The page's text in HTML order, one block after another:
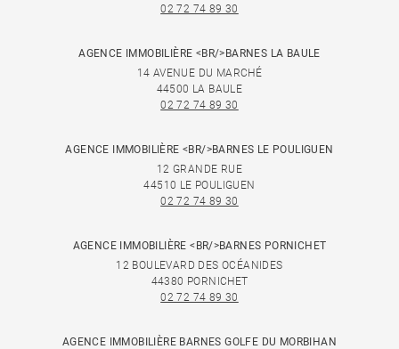
02 72 74 89 30
AGENCE IMMOBILIÈRE <BR/>BARNES LA BAULE
14 AVENUE DU MARCHÉ
44500 LA BAULE
02 72 74 89 30
AGENCE IMMOBILIÈRE <BR/>BARNES LE POULIGUEN
12 GRANDE RUE
44510 LE POULIGUEN
02 72 74 89 30
AGENCE IMMOBILIÈRE <BR/>BARNES PORNICHET
12 BOULEVARD DES OCÉANIDES
44380 PORNICHET
02 72 74 89 30
AGENCE IMMOBILIÈRE BARNES GOLFE DU MORBIHAN